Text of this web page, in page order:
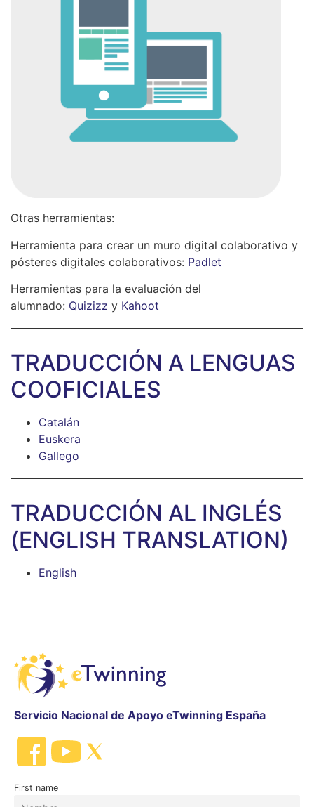
Otras herramientas:
Herramienta para crear un muro digital colaborativo y
pósteres digitales colaborativos: Padlet
Herramientas para la evaluación del
alumnado: Quizizz y Kahoot
TRADUCCIÓN A LENGUAS
COOFICIALES
Catalán
Euskera
Gallego
TRADUCCIÓN AL INGLÉS
(ENGLISH TRANSLATION)
English
Servicio Nacional de Apoyo eTwinning España
First name